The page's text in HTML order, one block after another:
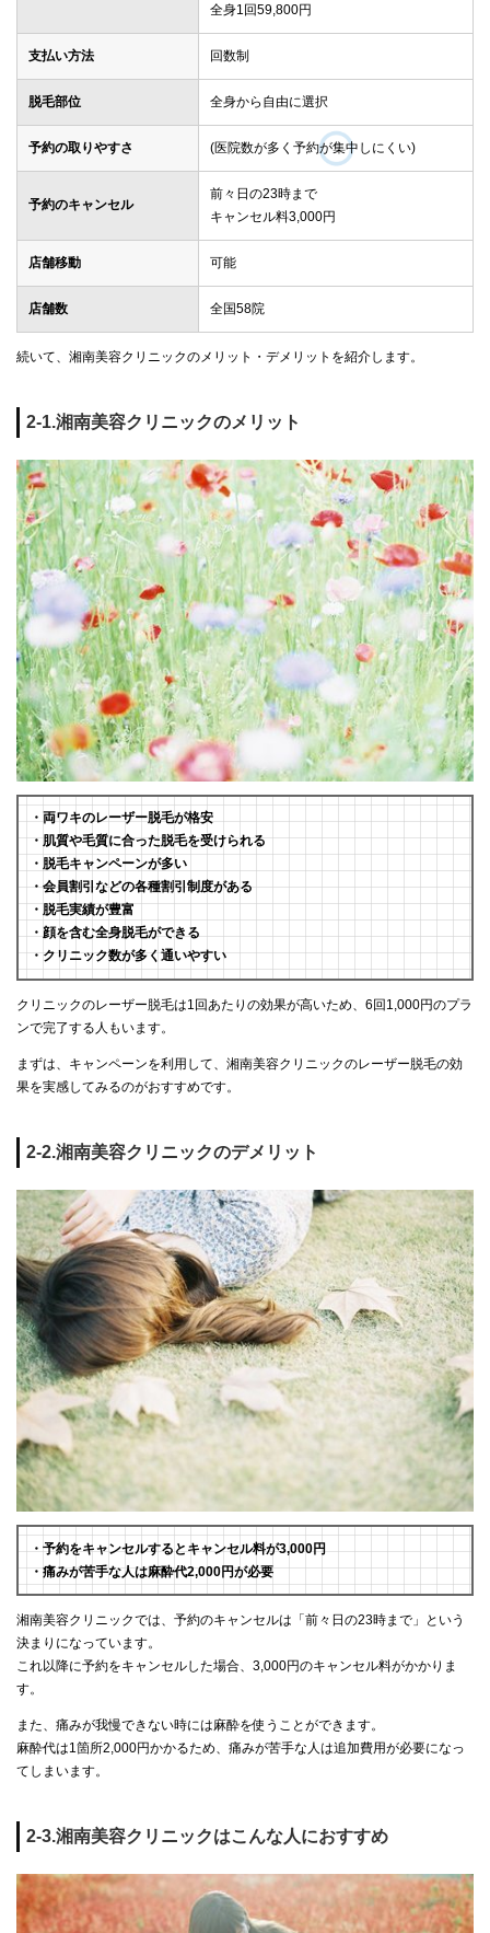
全身1回59,800円
支払い方法 回数制
脱毛部位 全身から自由に選択
予約の取りやすさ (医院数が多く予約が集中しにくい)
予約のキャンセル
前々日の23時まで
キャンセル料3,000円
店舗移動 可能
店舗数 全国58院
続いて、湘南美容クリニックのメリット・デメリットを紹介します。
2-1.湘南美容クリニックのメリット
・両ワキのレーザー脱毛が格安
・肌質や毛質に合った脱毛を受けられる
・脱毛キャンペーンが多い
・会員割引などの各種割引制度がある
・脱毛実績が豊富
・顔を含む全身脱毛ができる
・クリニック数が多く通いやすい
クリニックのレーザー脱毛は1回あたりの効果が高いため、6回1,000円のプラ
ンで完了する人もいます。
まずは、キャンペーンを利用して、湘南美容クリニックのレーザー脱毛の効
果を実感してみるのがおすすめです。
2-2.湘南美容クリニックのデメリット
・予約をキャンセルするとキャンセル料が3,000円
・痛みが苦手な人は麻酔代2,000円が必要
湘南美容クリニックでは、予約のキャンセルは「前々日の23時まで」という
決まりになっています。
これ以降に予約をキャンセルした場合、3,000円のキャンセル料がかかりま
す。
また、痛みが我慢できない時には麻酔を使うことができます。
麻酔代は1箇所2,000円かかるため、痛みが苦手な人は追加費用が必要になっ
てしまいます。
2-3.湘南美容クリニックはこんな人におすすめ